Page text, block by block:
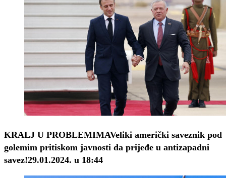
KRALJ U PROBLEMIMAVeliki američki saveznik pod
golemim pritiskom javnosti da prijeđe u antizapadni
savez!29.01.2024. u 18:44